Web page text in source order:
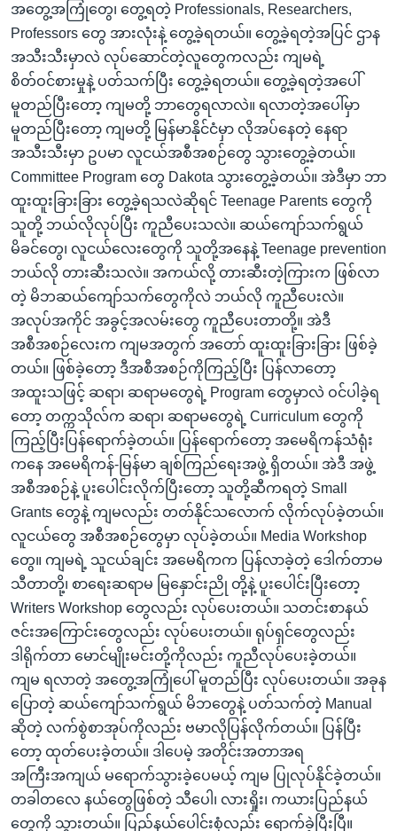
အတွေ့အကြုံတွေ၊ တွေ့ရတဲ့ Professionals, Researchers,
Professors တွေ အားလုံးနဲ့ တွေ့ခဲ့ရတယ်။ တွေ့ခဲ့ရတဲ့အပြင် ဌာန
အသီးသီးမှာလဲ လုပ်ဆောင်တဲ့လူတွေကလည်း ကျမရဲ့
စိတ်ဝင်စားမှုနဲ့ ပတ်သက်ပြီး တွေ့ခဲ့ရတယ်။ တွေ့ခဲ့ရတဲ့အပေါ်
မူတည်ပြီးတော့ ကျမတို့ ဘာတွေရလာလဲ။ ရလာတဲ့အပေါ်မှာ
မူတည်ပြီးတော့ ကျမတို့ မြန်မာနိုင်ငံမှာ လိုအပ်နေတဲ့ နေရာ
အသီးသီးမှာ ဥပမာ လူငယ်အစီအစဉ်တွေ သွားတွေ့ခဲ့တယ်။
Committee Program တွေ Dakota သွားတွေ့ခဲ့တယ်။ အဲဒီမှာ ဘာ
ထူးထူးခြားခြား တွေ့ခဲ့ရသလဲဆိုရင် Teenage Parents တွေကို
သူတို့ ဘယ်လိုလုပ်ပြီး ကူညီပေးသလဲ။ ဆယ်ကျော်သက်ရွယ်
မိခင်တွေ၊ လူငယ်လေးတွေကို သူတို့အနေနဲ့ Teenage prevention
ဘယ်လို တားဆီးသလဲ။ အကယ်လို့ တားဆီးတဲ့ကြားက ဖြစ်လာ
တဲ့ မိဘဆယ်ကျော်သက်တွေကိုလဲ ဘယ်လို ကူညီပေးလဲ။
အလုပ်အကိုင် အခွင့်အလမ်းတွေ ကူညီပေးတာတို့။ အဲဒီ
အစီအစဉ်လေးက ကျမအတွက် အတော် ထူးထူးခြားခြား ဖြစ်ခဲ့
တယ်။ ဖြစ်ခဲ့တော့ ဒီအစီအစဉ်ကိုကြည့်ပြီး ပြန်လာတော့
အထူးသဖြင့် ဆရာ၊ ဆရာမတွေရဲ့ Program တွေမှာလဲ ဝင်ပါခဲ့ရ
တော့ တက္ကသိုလ်က ဆရာ၊ ဆရာမတွေရဲ့ Curriculum တွေကို
ကြည့်ပြီးပြန်ရောက်ခဲ့တယ်။ ပြန်ရောက်တော့ အမေရိကန်သံရုံး
ကနေ အမေရိကန်-မြန်မာ ချစ်ကြည်ရေးအဖွဲ့ ရှိတယ်။ အဲဒီ အဖွဲ့
အစီအစဉ်နဲ့ ပူးပေါင်းလိုက်ပြီးတော့ သူတို့ဆီကရတဲ့ Small
Grants တွေနဲ့ ကျမလည်း တတ်နိုင်သလောက် လိုက်လုပ်ခဲ့တယ်။
လူငယ်တွေ အစီအစဉ်တွေမှာ လုပ်ခဲ့တယ်။ Media Workshop
တွေ။ ကျမရဲ့ သူငယ်ချင်း အမေရိကက ပြန်လာခဲ့တဲ့ ဒေါက်တာမ
သီတာတို့၊ စာရေးဆရာမ မြနှောင်းညို တို့နဲ့ ပူးပေါင်းပြီးတော့
Writers Workshop တွေလည်း လုပ်ပေးတယ်။ သတင်းစာနယ်
ဇင်းအကြောင်းတွေလည်း လုပ်ပေးတယ်။ ရုပ်ရှင်တွေလည်း
ဒါရိုက်တာ မောင်မျိုးမင်းတို့ကိုလည်း ကူညီလုပ်ပေးခဲ့တယ်။
ကျမ ရလာတဲ့ အတွေ့အကြုံပေါ် မူတည်ပြီး လုပ်ပေးတယ်။ အခုန
ပြောတဲ့ ဆယ်ကျော်သက်ရွယ် မိဘတွေနဲ့ ပတ်သက်တဲ့ Manual
ဆိုတဲ့ လက်စွဲစာအုပ်ကိုလည်း ဗမာလိုပြန်လိုက်တယ်။ ပြန်ပြီး
တော့ ထုတ်ပေးခဲ့တယ်။ ဒါပေမဲ့ အတိုင်းအတာအရ
အကြီးအကျယ် မရောက်သွားခဲ့ပေမယ့် ကျမ ပြုလုပ်နိုင်ခဲ့တယ်။
တခါတလေ နယ်တွေဖြစ်တဲ့ သီပေါ၊ လားရှိုး၊ ကယားပြည်နယ်
တွေကို သွားတယ်။ ပြည်နယ်ပေါင်းစုံလည်း ရောက်ခဲ့ပြီးပြီ။